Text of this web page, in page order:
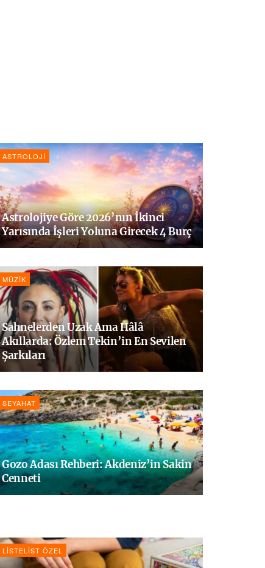
ASTROLOJI
Astrolojiye Göre 2026’nın İkinci
Yarısında İşleri Yoluna Girecek 4 Burç
MÜZIK
Sahnelerden Uzak Ama Hâlâ
Akıllarda: Özlem Tekin’in En Sevilen
Şarkıları
SEYAHAT
Gozo Adası Rehberi: Akdeniz’in Sakin
Cenneti
LISTELIST ÖZEL